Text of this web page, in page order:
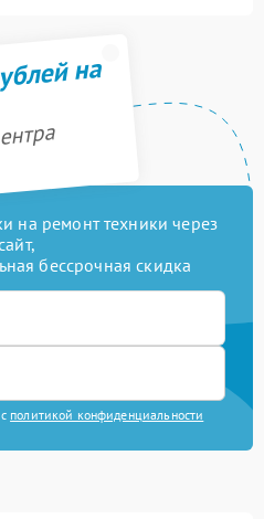
на
на ремонт техники через
бессрочная скидка
политикой конфиденциальности